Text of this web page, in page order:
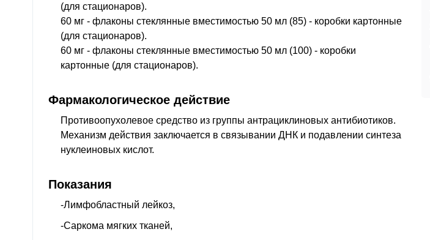
(для стационаров).
60 мг - флаконы стеклянные вместимостью 50 мл (85) - коробки картонные
(для стационаров).
60 мг - флаконы стеклянные вместимостью 50 мл (100) - коробки
картонные (для стационаров).
Фармакологическое действие
Противоопухолевое средство из группы антрациклиновых антибиотиков.
Механизм действия заключается в связывании ДНК и подавлении синтеза
нуклеиновых кислот.
Показания
-Лимфобластный лейкоз,
-Саркома мягких тканей,